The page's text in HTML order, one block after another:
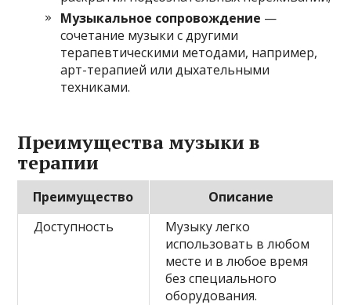
Музыкальное сопровождение —
сочетание музыки с другими
терапевтическими методами, например,
арт-терапией или дыхательными
техниками.
Преимущества музыки в
терапии
Преимущество
Описание
Доступность
Музыку легко
использовать в любом
месте и в любое время
без специального
оборудования.